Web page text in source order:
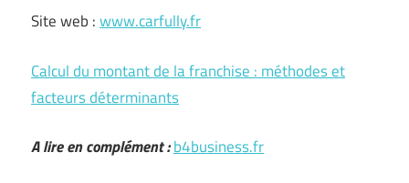
Site web :www.carfully.fr
Calcul du montant de la franchise : méthodes et
facteurs déterminants
A lire en complément :b4business.fr